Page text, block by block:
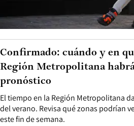
El tiempo en la Región Metropolitana
del verano. Revisa qué zonas podrían
este fin de semana.
Confirmado: cuándo y en
Región Metropolitana
pronóstico